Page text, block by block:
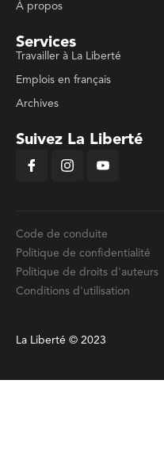
À propos
Services
Travailler à La Liberté
Emplois en français
Archives
Suivez La Liberté
Code de conduite
Politique de confidentialité
Politique de droits d'auteurs
Conditions d'utilisation
La Liberté © 2023